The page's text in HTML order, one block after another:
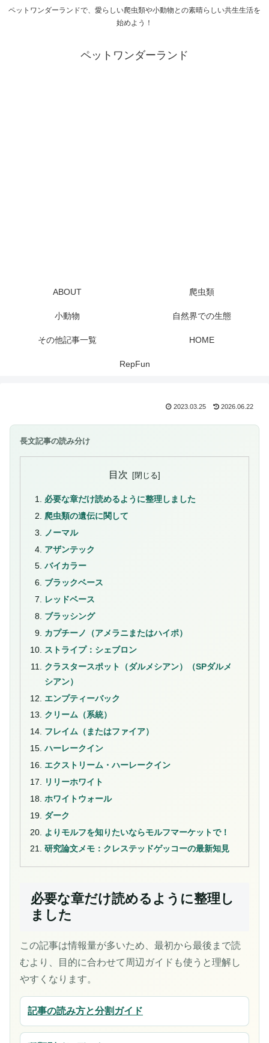
ペットワンダーランドで、愛らしい爬虫類や小動物との素晴らしい共生生活を
始めよう！
ペットワンダーランド
ABOUT 爬虫類
小動物 自然界での生態
その他記事一覧 HOME
RepFun
2023.03.25 2026.06.22
長文記事の読み分け
目次
必要な章だけ読めるように整理しました
爬虫類の遺伝に関して
ノーマル
アザンテック
バイカラー
ブラックベース
レッドベース
ブラッシング
カプチーノ（アメラニまたはハイポ）
ストライプ：シェブロン
クラスタースポット（ダルメシアン）（SPダルメ
シアン）
エンプティーバック
クリーム（系統）
フレイム（またはファイア）
ハーレークイン
エクストリーム・ハーレークイン
リリーホワイト
ホワイトウォール
ダーク
よりモルフを知りたいならモルフマーケットで！
研究論文メモ：クレステッドゲッコーの最新知見
必要な章だけ読めるように整理し
ました
この記事は情報量が多いため、最初から最後まで読
むより、目的に合わせて周辺ガイドも使うと理解し
やすくなります。
記事の読み方と分割ガイド